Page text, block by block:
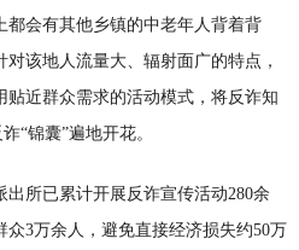
都会有其他乡镇的中老年人背着背
该地人流量大、辐射面广的特点，
贴近群众需求的活动模式，将反诈知
“锦囊”遍地开花。
所已累计开展反诈宣传活动280余
众3万余人，避免直接经济损失约50万